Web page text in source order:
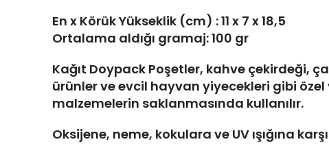
En x Körük Yükseklik (cm) : 11 x 7 x 18,5
Ortalama aldığı gramaj: 100 gr
Kağıt Doypack Poşetler, kahve çekirdeği,
ürünler ve evcil hayvan yiyecekleri gibi
malzemelerin saklanmasında kullanılır.
Oksijene, neme, kokulara ve UV ışığına